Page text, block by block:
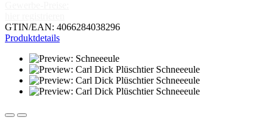
GTIN/EAN: 4066284038296
Produktdetails